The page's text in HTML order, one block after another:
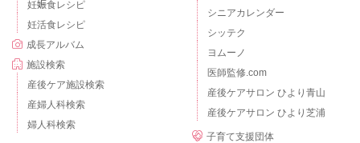
妊娠食レシピ
妊活食レシピ
成長アルバム
施設検索
産後ケア施設検索
産婦人科検索
婦人科検索
シニアカレンダー
シッテク
ヨムーノ
医師監修.com
産後ケアサロン ひより青山
産後ケアサロン ひより芝浦
子育て支援団体